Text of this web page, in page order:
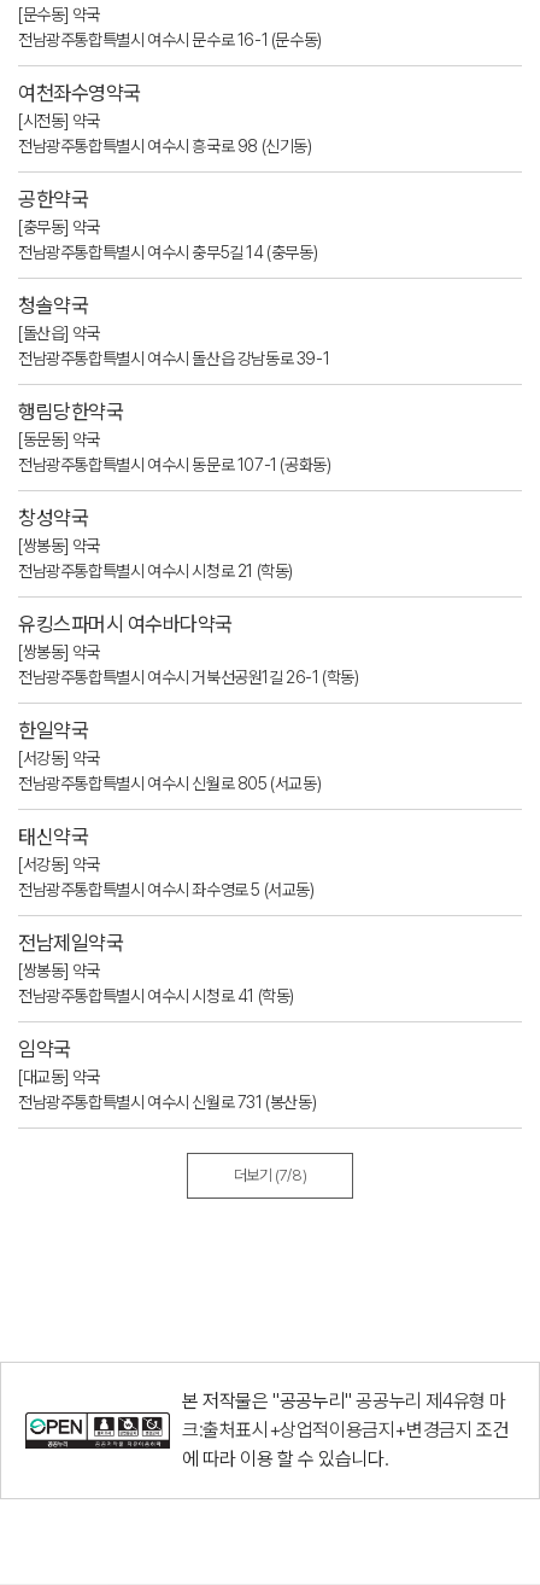
[문수동] 약국
전남광주통합특별시 여수시 문수로 16-1 (문수동)
여천좌수영약국
[시전동] 약국
전남광주통합특별시 여수시 흥국로 98 (신기동)
공한약국
[충무동] 약국
전남광주통합특별시 여수시 충무5길 14 (충무동)
청솔약국
[돌산읍] 약국
전남광주통합특별시 여수시 돌산읍 강남동로 39-1
행림당한약국
[동문동] 약국
전남광주통합특별시 여수시 동문로 107-1 (공화동)
창성약국
[쌍봉동] 약국
전남광주통합특별시 여수시 시청로 21 (학동)
유킹스파머시 여수바다약국
[쌍봉동] 약국
전남광주통합특별시 여수시 거북선공원1길 26-1 (학동)
한일약국
[서강동] 약국
전남광주통합특별시 여수시 신월로 805 (서교동)
태신약국
[서강동] 약국
전남광주통합특별시 여수시 좌수영로 5 (서교동)
전남제일약국
[쌍봉동] 약국
전남광주통합특별시 여수시 시청로 41 (학동)
임약국
[대교동] 약국
전남광주통합특별시 여수시 신월로 731 (봉산동)
더보기 (7/8)
본 저작물은 "공공누리"공공누리 제4유형 마
크:출처표시+상업적이용금지+변경금지 조건
에 따라 이용 할 수 있습니다.